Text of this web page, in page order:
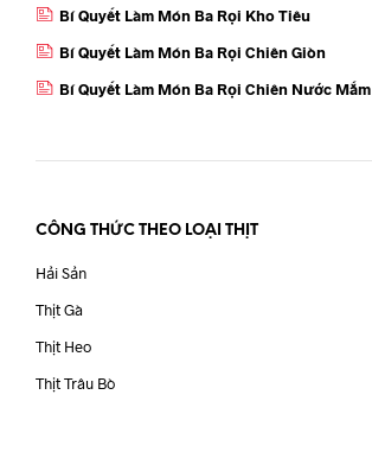
Bí Quyết Làm Món Ba Rọi Kho Tiêu
Bí Quyết Làm Món Ba Rọi Chiên Giòn
Bí Quyết Làm Món Ba Rọi Chiên Nước Mắm
CÔNG THỨC THEO LOẠI THỊT
Hải Sản
Thịt Gà
Thịt Heo
Thịt Trâu Bò